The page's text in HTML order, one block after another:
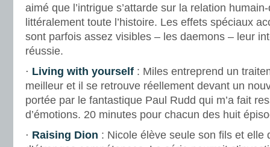
aimé que l’intrigue s’attarde sur la relation
littéralement toute l’histoire. Les effets spéciaux
sont parfois assez visibles – les daemons – leur
réussie.
⋅ Living with yourself : Miles entreprend un
meilleur et il se retrouve réellement devant un
portée par le fantastique Paul Rudd qui m’a fait
d’émotions. 20 minutes pour chacun des huit
⋅ Raising Dion : Nicole élève seule son fils et elle